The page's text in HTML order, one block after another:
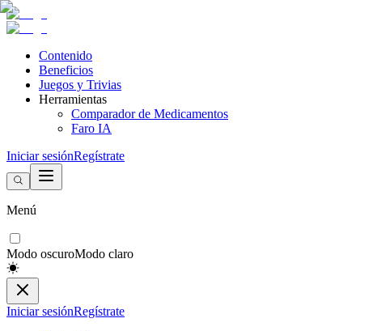
Contenido
Beneficios
Juegos y Trivias
Herramientas
Comparador de Medicamentos
Faro IA
Iniciar sesiónRegístrate
Menú
Modo oscuroModo claro
Iniciar sesiónRegístrate